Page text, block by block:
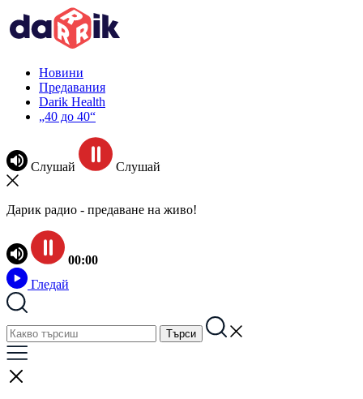
Новини
Предавания
Darik Health
„40 до 40“
Слушай Слушай
Дарик радио - предаване на живо!
00:00
Гледай